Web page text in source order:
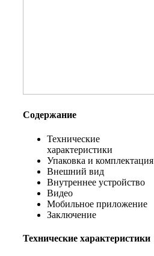
Содержание
Технические
характеристики
Упаковка и комплектация
Внешний вид
Внутреннее устройство
Видео
Мобильное приложение
Заключение
Технические характеристики